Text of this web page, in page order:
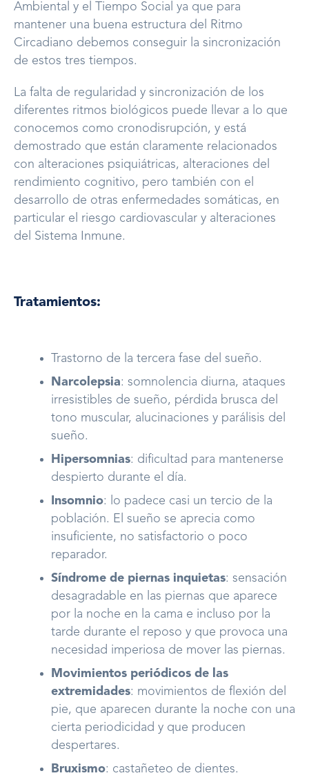
Ambiental y el Tiempo Social ya que para
mantener una buena estructura del Ritmo
Circadiano debemos conseguir la sincronización
de estos tres tiempos.
La falta de regularidad y sincronización de los
diferentes ritmos biológicos puede llevar a lo que
conocemos como cronodisrupción, y está
demostrado que están claramente relacionados
con alteraciones psiquiátricas, alteraciones del
rendimiento cognitivo, pero también con el
desarrollo de otras enfermedades somáticas, en
particular el riesgo cardiovascular y alteraciones
del Sistema Inmune.
Tratamientos:
Trastorno de la tercera fase del sueño.
Narcolepsia: somnolencia diurna, ataques
irresistibles de sueño, pérdida brusca del
tono muscular, alucinaciones y parálisis del
sueño.
Hipersomnias: dificultad para mantenerse
despierto durante el día.
Insomnio: lo padece casi un tercio de la
población. El sueño se aprecia como
insuficiente, no satisfactorio o poco
reparador.
Síndrome de piernas inquietas: sensación
desagradable en las piernas que aparece
por la noche en la cama e incluso por la
tarde durante el reposo y que provoca una
necesidad imperiosa de mover las piernas.
Movimientos periódicos de las
extremidades: movimientos de flexión del
pie, que aparecen durante la noche con una
cierta periodicidad y que producen
despertares.
Bruxismo: castañeteo de dientes.